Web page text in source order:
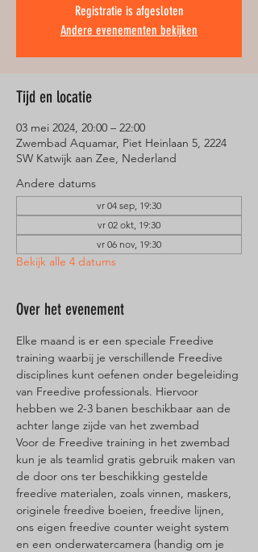
Registratie is afgesloten
Andere evenementen bekijken
Tijd en locatie
03 mei 2024, 20:00 – 22:00
Zwembad Aquamar, Piet Heinlaan 5, 2224
SW Katwijk aan Zee, Nederland
Andere datums
vr 04 sep, 19:30
vr 02 okt, 19:30
vr 06 nov, 19:30
Bekijk alle 4 datums
Over het evenement
Elke maand is er een speciale Freedive
training waarbij je verschillende Freedive
disciplines kunt oefenen onder begeleiding
van Freedive professionals. Hiervoor
hebben we 2-3 banen beschikbaar aan de
achter lange zijde van het zwembad
Voor de Freedive training in het zwembad
kun je als teamlid gratis gebruik maken van
de door ons ter beschikking gestelde
freedive materialen, zoals vinnen, maskers,
originele freedive boeien, freedive lijnen,
ons eigen freedive counter weight system
en een onderwatercamera (handig om je